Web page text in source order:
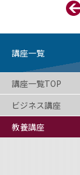
講座一覧
講座一覧TOP
ビジネス講座
教養講座